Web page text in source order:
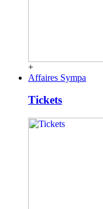
+
Affaires Sympa
Tickets